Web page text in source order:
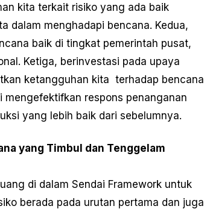
kita terkait risiko yang ada baik
dalam menghadapi bencana. Kedua,
baik di tingkat pemerintah pusat,
Ketiga, berinvestasi pada upaya
ketangguhan kita terhadap bencana
mengefektifkan respons penanganan
yang lebih baik dari sebelumnya.
yang Timbul dan Tenggelam
di dalam Sendai Framework untuk
berada pada urutan pertama dan juga